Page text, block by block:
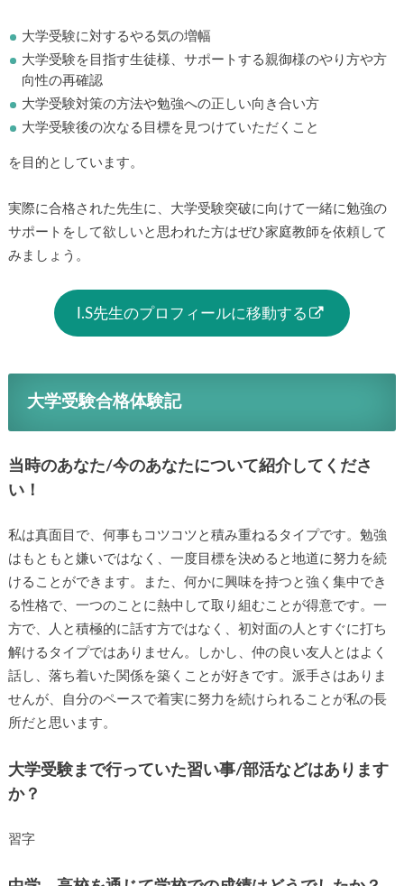
大学受験に対するやる気の増幅
大学受験を目指す生徒様、サポートする親御様のやり方や方
向性の再確認
大学受験対策の方法や勉強への正しい向き合い方
大学受験後の次なる目標を見つけていただくこと
を目的としています。
実際に合格された先生に、大学受験突破に向けて一緒に勉強の
サポートをして欲しいと思われた方はぜひ家庭教師を依頼して
みましょう。
I.S先生のプロフィールに移動する
大学受験合格体験記
当時のあなた/今のあなたについて紹介してくださ
い！
私は真面目で、何事もコツコツと積み重ねるタイプです。勉強
はもともと嫌いではなく、一度目標を決めると地道に努力を続
けることができます。また、何かに興味を持つと強く集中でき
る性格で、一つのことに熱中して取り組むことが得意です。一
方で、人と積極的に話す方ではなく、初対面の人とすぐに打ち
解けるタイプではありません。しかし、仲の良い友人とはよく
話し、落ち着いた関係を築くことが好きです。派手さはありま
せんが、自分のペースで着実に努力を続けられることが私の長
所だと思います。
大学受験まで行っていた習い事/部活などはあります
か？
習字